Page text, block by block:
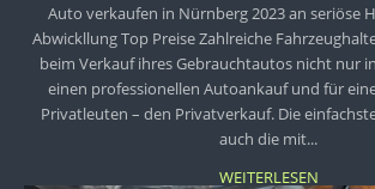
Auto verkaufen in Nürnberg 2023 an seriöse
Abwickllung Top Preise Zahlreiche
beim Verkauf ihres Gebrauchtautos nicht nur
einen professionellen Autoankauf und für
Privatleuten – den Privatverkauf. Die
auch die mit...
WEITERLESEN